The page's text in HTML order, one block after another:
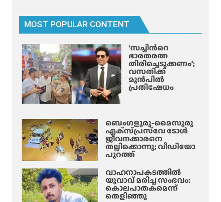
ഷ്ണ
വെ
ളി
പ്പെ
ടു
!
MOST POPULAR CONTENT
‘സച്ചിന്‍റെ
ഭാരതരത്ന
തിരിച്ചെടുക്കണം’;
വസതിക്ക്
മുൻപിൽ
പ്രതിഷേധം
ബെംഗളൂരു-മൈസൂരു
എക്‌സ്‌പ്രസ്‌വേ ടോൾ
ജീവനക്കാരനെ
തല്ലിക്കൊന്നു; വീഡിയോ
പുറത്ത്
വാഹനാപകടത്തിൽ
യുവാവ് മരിച്ച സംഭവം:
കൊലപാതകമെന്ന്
തെളിഞ്ഞു